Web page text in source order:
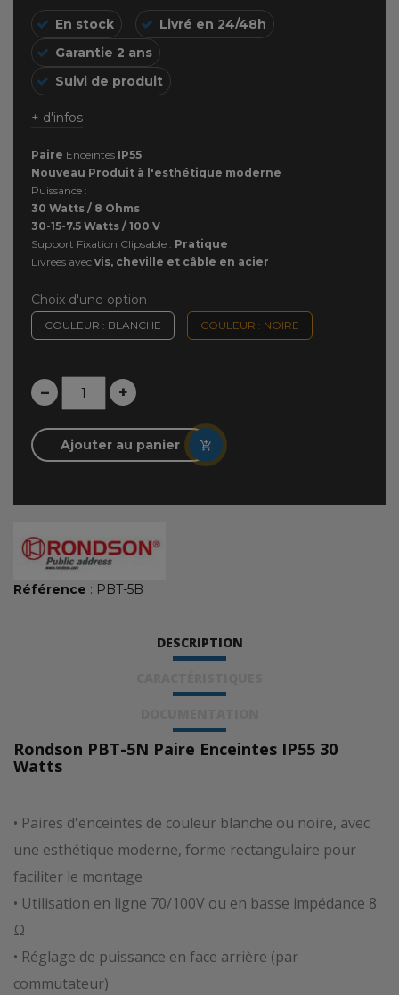
En stock
Livré en 24/48h
Garantie 2 ans
Suivi de produit
+ d'infos
Paire Enceintes IP55
Nouveau Produit à l'esthétique moderne
Puissance :
30 Watts / 8 Ohms
30-15-7.5 Watts / 100 V
Support Fixation Clipsable : Pratique
Livrées avec vis, cheville et câble en acier
Choix d'une option
COULEUR : BLANCHE COULEUR : NOIRE
– +
Ajouter au panier
Référence : PBT-5B
DESCRIPTION
Rondson PBT-5N Paire Enceintes IP55 30
Watts
• Paires d'enceintes de couleur blanche ou noire, avec
une esthétique moderne, forme rectangulaire pour
faciliter le montage
• Utilisation en ligne 70/100V ou en basse impédance 8
Ω
• Réglage de puissance en face arrière (par
commutateur)